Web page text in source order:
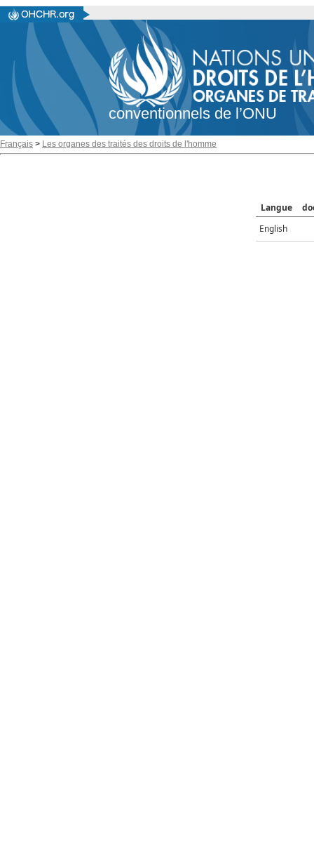
conventionnels de l’ONU
Français > Les organes des traités des droits de l'homme
Langue
English